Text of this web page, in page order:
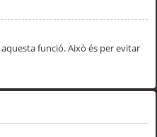
funció. Això és per evitar